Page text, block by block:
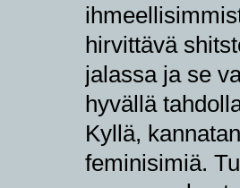
hirvittävä
jalassa ja se
hyvällä
Kyllä,
feminisimiä.